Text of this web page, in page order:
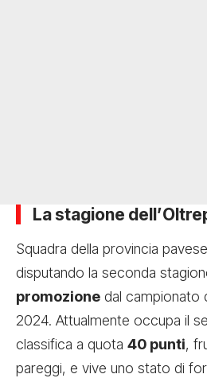
La stagione
Squadra della provincia
disputando la seconda
promozione dal campionato
2024. Attualmente occupa il
classifica a quota 40 punti,
pareggi, e vive uno stato di